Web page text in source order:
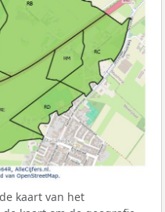
kaart van het